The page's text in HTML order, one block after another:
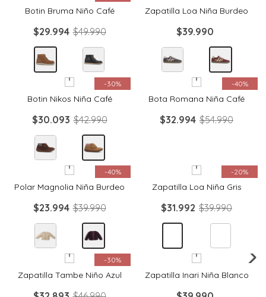
Botin Bruma Niño Café
$29.994 $49.990
Zapatilla Loa Niña Burdeo
$39.990
-30%
Quickview
Botin Nikos Niña Café
$30.093 $42.990
-40%
Quickview
Bota Romana Niña Café
$32.994 $54.990
-40%
Quickview
Polar Magnolia Niña Burdeo
$23.994 $39.990
-20%
Quickview
Zapatilla Loa Niña Gris
$31.992 $39.990
-30%
Quickview
Zapatilla Tambe Niño Azul
Quickview
Zapatilla Inari Niña Blanco